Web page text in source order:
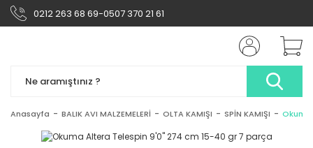
0212 263 68 69-0507 370 21 61
Anasayfa BALIK AVI MALZEMELERİ OLTA KAMIŞI SPİN KAMIŞI